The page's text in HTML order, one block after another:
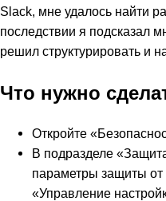
Slack, мне удалось найти
последствии я подсказал
решил структурировать и
Что нужно
Откройте
В подразделе
параметры защиты от
«Управление